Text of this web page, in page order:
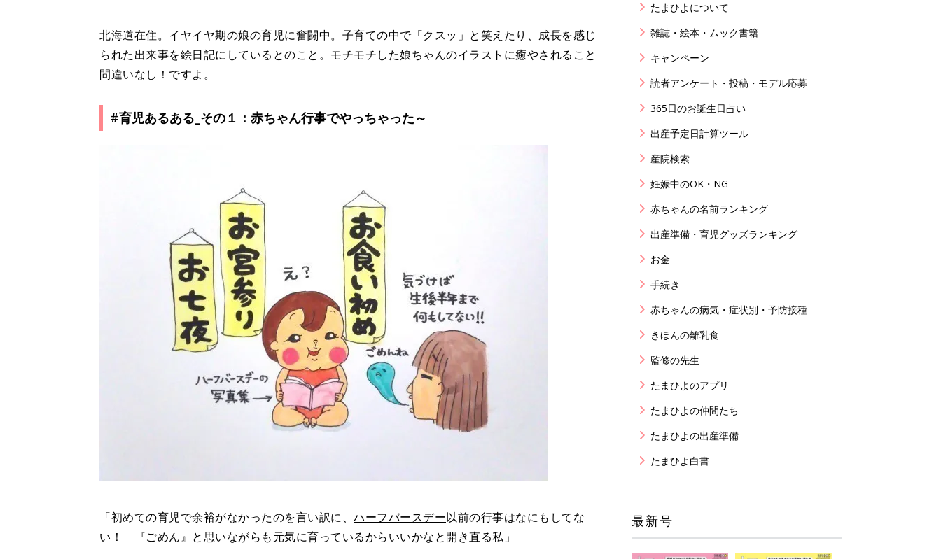
北海道在住。イヤイヤ期の娘の育児に奮闘中。子育ての中で「クスッ」と笑えたり、成長を感じ
られた出来事を絵日記にしているとのこと。モチモチした娘ちゃんのイラストに癒やされること
間違いなし！ですよ。
#育児あるある_その１：赤ちゃん行事でやっちゃった～
「初めての育児で余裕がなかったのを言い訳に、 ハーフバースデー以前の行事はなにもしてな
い！ 『ごめん』と思いながらも元気に育っているからいいかなと開き直る私」
たまひよについて
雑誌・絵本・ムック書籍
キャンペーン
読者アンケート・投稿・モデル応募
365日のお誕生日占い
出産予定日計算ツール
産院検索
妊娠中のOK・NG
赤ちゃんの名前ランキング
出産準備・育児グッズランキング
お金
手続き
赤ちゃんの病気・症状別・予防接種
きほんの離乳食
監修の先生
たまひよのアプリ
たまひよの仲間たち
たまひよの出産準備
たまひよ白書
最新号